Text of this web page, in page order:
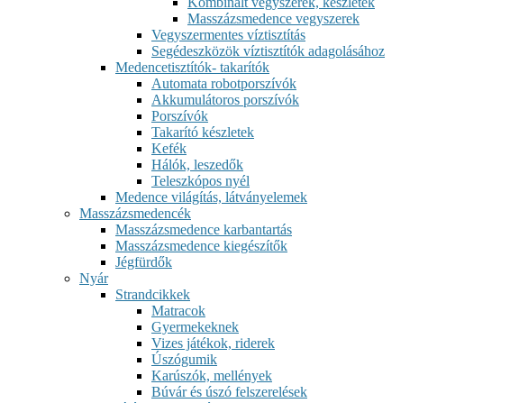
Masszázsmedence vegyszerek
Vegyszermentes víztisztítás
Segédeszközök víztisztítók adagolásához
Medencetisztítók- takarítók
Automata robotporszívók
Akkumulátoros porszívók
Porszívók
Takarító készletek
Kefék
Hálók, leszedők
Teleszkópos nyél
Medence világítás, látványelemek
Masszázsmedencék
Masszázsmedence karbantartás
Masszázsmedence kiegészítők
Jégfürdők
Nyár
Strandcikkek
Matracok
Gyermekeknek
Vizes játékok, riderek
Úszógumik
Karúszók, mellények
Búvár és úszó felszerelések